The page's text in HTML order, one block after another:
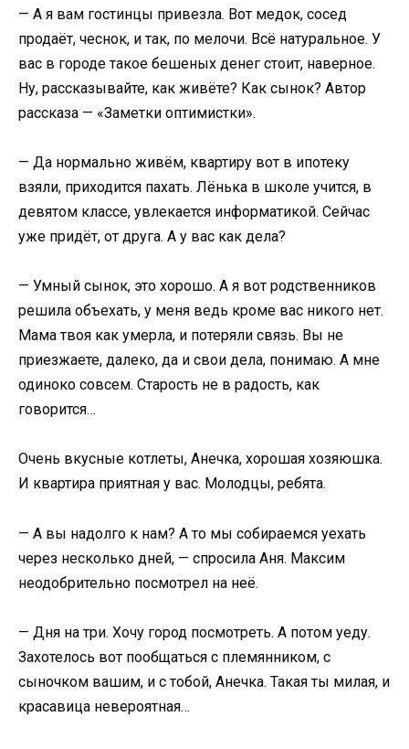
— А я вам гостинцы привезла. Вот медок, сосед
продаёт, чеснок, и так, по мелочи. Всё натуральное. У
вас в городе такое бешеных денег стоит, наверное.
Ну, рассказывайте, как живёте? Как сынок? Автор
рассказа — «Заметки оптимистки».
— Да нормально живём, квартиру вот в ипотеку
взяли, приходится пахать. Лёнька в школе учится, в
девятом классе, увлекается информатикой. Сейчас
уже придёт, от друга. А у вас как дела?
— Умный сынок, это хорошо. А я вот родственников
решила объехать, у меня ведь кроме вас никого нет.
Мама твоя как умерла, и потеряли связь. Вы не
приезжаете, далеко, да и свои дела, понимаю. А мне
одиноко совсем. Старость не в радость, как
говорится…
Очень вкусные котлеты, Анечка, хорошая хозяюшка.
И квартира приятная у вас. Молодцы, ребята.
— А вы надолго к нам? А то мы собираемся уехать
через несколько дней, — спросила Аня. Максим
неодобрительно посмотрел на неё.
— Дня на три. Хочу город посмотреть. А потом уеду.
Захотелось вот пообщаться с племянником, с
сыночком вашим, и с тобой, Анечка. Такая ты милая, и
красавица невероятная…